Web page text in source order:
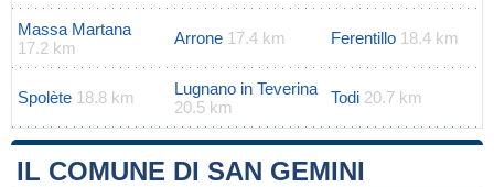
Massa Martana
17.2 km
Arrone 17.4 km Ferentillo 18.4 km
Spolète 18.8 km
Lugnano in Teverina
20.5 km
Todi 20.7 km
IL COMUNE DI SAN GEMINI